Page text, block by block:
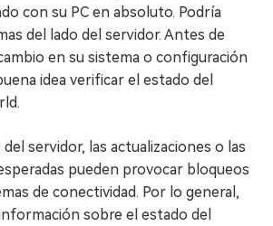
con su PC en absoluto. Podría
del lado del servidor. Antes de
en su sistema o configuración
idea verificar el estado del
servidor, las actualizaciones o las
pueden provocar bloqueos
de conectividad. Por lo general,
sobre el estado del